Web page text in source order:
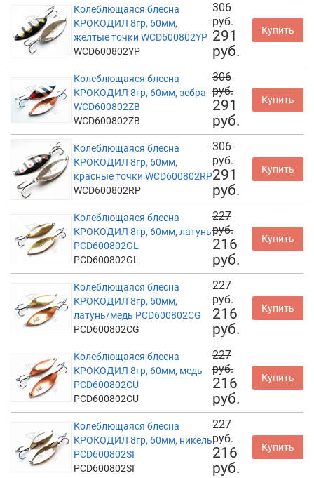
Колеблющаяся блесна
КРОКОДИЛ 8гр, 60мм,
желтые точки WCD600802YP
WCD600802YP
306
руб.
291
руб.
Купить
Колеблющаяся блесна
КРОКОДИЛ 8гр, 60мм, зебра
WCD600802ZB
WCD600802ZB
306
руб.
291
руб.
Купить
Колеблющаяся блесна
КРОКОДИЛ 8гр, 60мм,
красные точки WCD600802RP
WCD600802RP
306
руб.
291
руб.
Купить
Колеблющаяся блесна
КРОКОДИЛ 8гр, 60мм, латунь
PCD600802GL
PCD600802GL
227
руб.
216
руб.
Купить
Колеблющаяся блесна
КРОКОДИЛ 8гр, 60мм,
латунь/медь PCD600802CG
PCD600802CG
227
руб.
216
руб.
Купить
Колеблющаяся блесна
КРОКОДИЛ 8гр, 60мм, медь
PCD600802CU
PCD600802CU
227
руб.
216
руб.
Купить
Колеблющаяся блесна
КРОКОДИЛ 8гр, 60мм, никель
PCD600802SI
PCD600802SI
227
руб.
216
руб.
Купить